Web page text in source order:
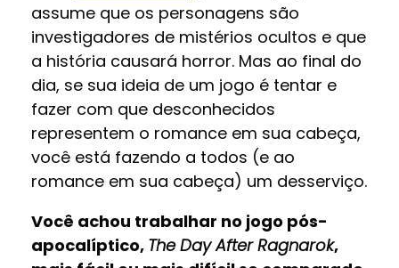
assume que os personagens são
investigadores de mistérios ocultos e que
a história causará horror. Mas ao final do
dia, se sua ideia de um jogo é tentar e
fazer com que desconhecidos
representem o romance em sua cabeça,
você está fazendo a todos (e ao
romance em sua cabeça) um desserviço.
Você achou trabalhar no jogo pós-
apocalíptico, The Day After Ragnarok,